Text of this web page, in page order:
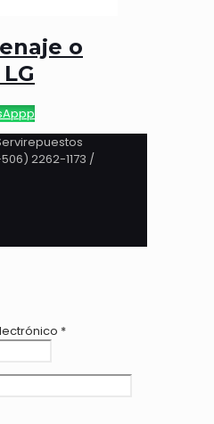
o
2262-1173 /
*